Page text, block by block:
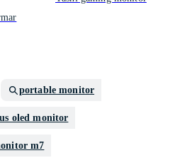
portable monitor
oled monitor
m7